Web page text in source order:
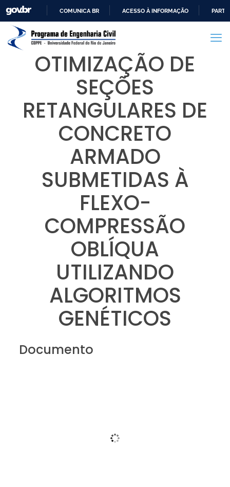
PARA
CONTEÚDO
COMUNICA BR ACESSO À INFORMAÇÃO
OTIMIZAÇÃO DE
SEÇÕES
RETANGULARES DE
CONCRETO
ARMADO
SUBMETIDAS À
FLEXO-
COMPRESSÃO
OBLÍQUA
UTILIZANDO
ALGORITMOS
GENÉTICOS
Documento